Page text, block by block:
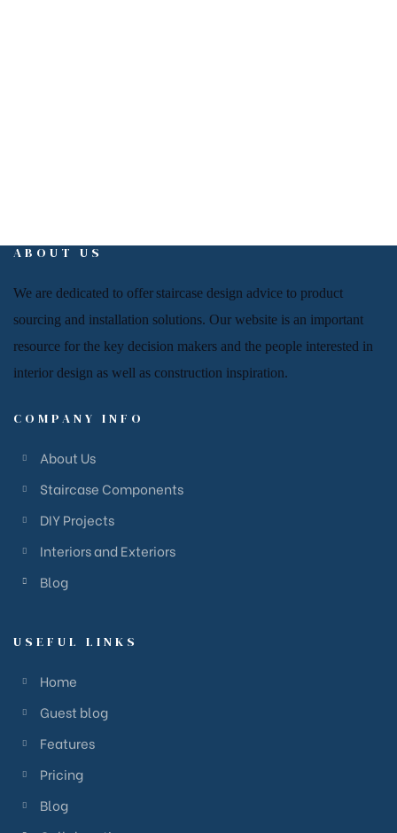
ABOUT US
We are dedicated to offerstaircase design advice to product
sourcing and installation solutions. Our website is an important
resource for the key decision makers and the people interested in
interior design as well as construction inspiration.
COMPANY INFO
About Us
Staircase Components
DIY Projects
Interiors and Exteriors
Blog
USEFUL LINKS
Home
Guest blog
Features
Pricing
Blog